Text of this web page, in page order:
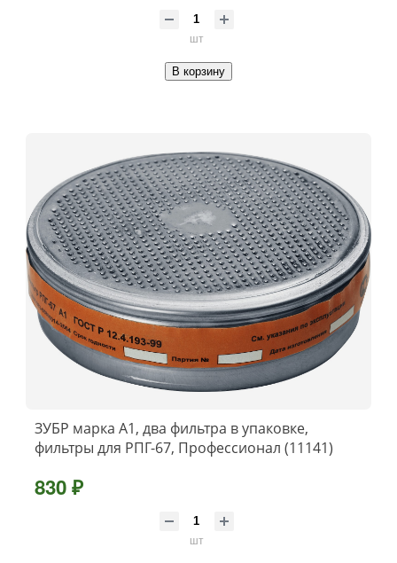
шт
В корзину
ЗУБР марка А1, два фильтра в упаковке,
фильтры для РПГ-67, Профессионал (11141)
830 ₽
шт